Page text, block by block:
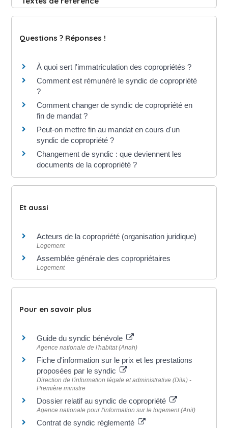
Questions ? Réponses !
À quoi sert l'immatriculation des copropriétés ?
Comment est rémunéré le syndic de copropriété
?
Comment changer de syndic de copropriété en
fin de mandat ?
Peut-on mettre fin au mandat en cours d'un
syndic de copropriété ?
Changement de syndic : que deviennent les
documents de la copropriété ?
Et aussi
Acteurs de la copropriété (organisation juridique)
Logement
Assemblée générale des copropriétaires
Logement
Pour en savoir plus
Guide du syndic bénévole
Agence nationale de l'habitat (Anah)
Fiche d'information sur le prix et les prestations
proposées par le syndic
Direction de l'information légale et administrative (Dila) -
Première ministre
Dossier relatif au syndic de copropriété
Agence nationale pour l'information sur le logement (Anil)
Contrat de syndic réglementé